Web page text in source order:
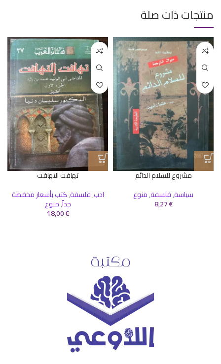
منتجات ذات صلة
مشروع للسلام الدائم
سياسة,فلسفة,منوع
8,27€
تهافت التهافت
ادب,فلسفة,كتب بأسعار مخفضة
جداً,منوع
18,00€